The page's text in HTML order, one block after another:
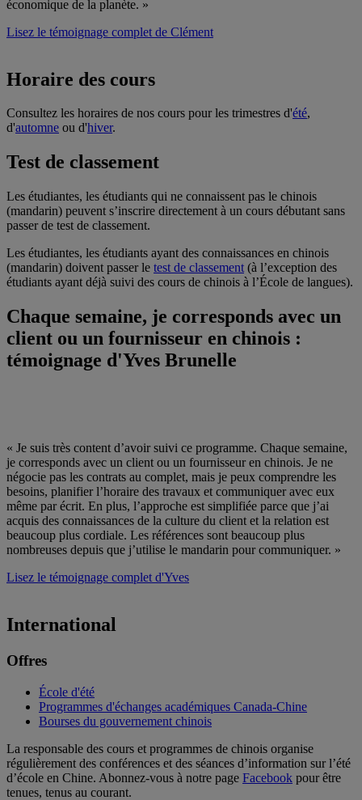
économique de la planète. »
Lisez le témoignage complet de Clément
Horaire des cours
Consultez les horaires de nos cours pour les trimestres d'été,
d'automne ou d'hiver.
Test de classement
Les étudiantes, les étudiants qui ne connaissent pas le chinois
(mandarin) peuvent s’inscrire directement à un cours débutant sans
passer de test de classement.
Les étudiantes, les étudiants ayant des connaissances en chinois
(mandarin) doivent passer le test de classement (à l’exception des
étudiants ayant déjà suivi des cours de chinois à l’École de langues).
Chaque semaine, je corresponds avec un
client ou un fournisseur en chinois :
témoignage d'Yves Brunelle
« Je suis très content d’avoir suivi ce programme. Chaque semaine,
je corresponds avec un client ou un fournisseur en chinois. Je ne
négocie pas les contrats au complet, mais je peux comprendre les
besoins, planifier l’horaire des travaux et communiquer avec eux
même par écrit. En plus, l’approche est simplifiée parce que j’ai
acquis des connaissances de la culture du client et la relation est
beaucoup plus cordiale. Les références sont beaucoup plus
nombreuses depuis que j’utilise le mandarin pour communiquer. »
Lisez le témoignage complet d'Yves
International
Offres
École d'été
Programmes d'échanges académiques Canada-Chine
Bourses du gouvernement chinois
La responsable des cours et programmes de chinois organise
régulièrement des conférences et des séances d’information sur l’été
d’école en Chine. Abonnez-vous à notre page Facebook pour être
tenues, tenus au courant.